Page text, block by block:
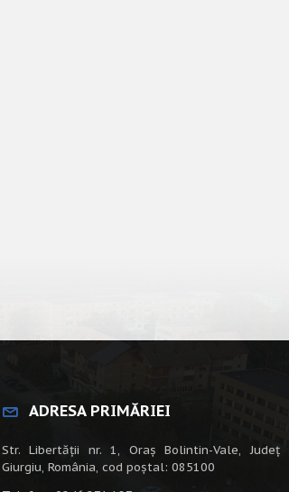
ADRESA PRIMĂRIEI
Str. Libertății nr. 1, Oraș Bolintin-Vale, Județ
Giurgiu, România, cod poștal: 085100